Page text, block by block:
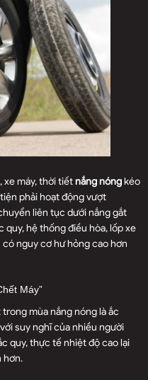
, xe máy, thời tiếtnắng nóngkéo
phải hoạt động vượt
liên tục dưới nắng gắt
quy, hệ thống điều hòa, lốp xe
nguy cơ hư hỏng cao hơn
Máy”
mùa nắng nóng là ắc
suy nghĩ của nhiều người
quy, thực tế nhiệt độ cao lại
hơn.